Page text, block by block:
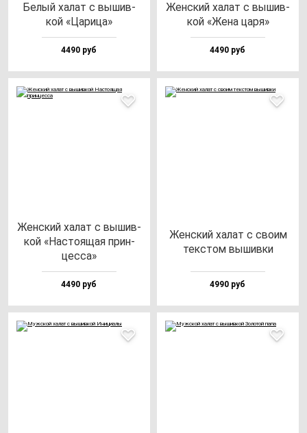
Белый ха­лат с вы­шив­
кой «Цари­ца»
4490 руб
Жен­ский ха­лат с вы­шив­
кой «Жена ца­ря»
4490 руб
Жен­ский ха­лат с вы­шив­
кой «Нас­то­ящая прин­
цес­са»
4490 руб
Жен­ский ха­лат с сво­им
тек­стом вы­шив­ки
4990 руб